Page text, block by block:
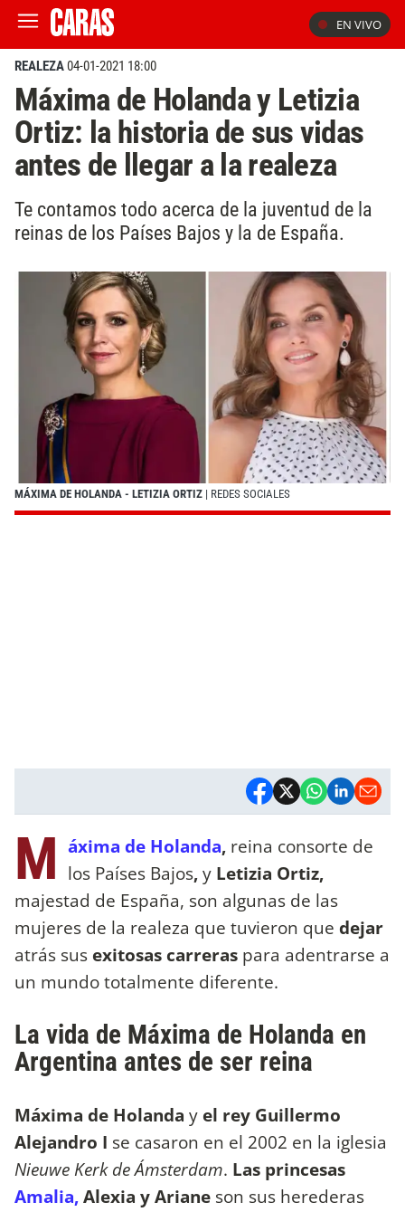
EN VIVO
REALEZA04-01-2021 18:00
Máxima de Holanda y Letizia
Ortiz: la historia de sus vidas
antes de llegar a la realeza
Te contamos todo acerca de la juventud de la
reinas de los Países Bajos y la de España.
MÁXIMA DE HOLANDA - LETIZIA ORTIZ | REDES SOCIALES
M áxima de Holanda, reina consorte de
los Países Bajos,y Letizia Ortiz,
majestad de España, son algunas de las
mujeres de la realeza que tuvieron que dejar
atrás sus exitosas carreras para adentrarse a
un mundo totalmente diferente.
La vida de Máxima de Holanda en
Argentina antes de ser reina
Máxima de Holanda y el rey Guillermo
Alejandro I se casaron en el 2002 en la iglesia
Nieuwe Kerk de Ámsterdam. Las princesas
Amalia,Alexia y Ariane son sus herederas